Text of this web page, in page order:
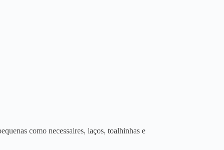
como necessaires, laços, toalhinhas e